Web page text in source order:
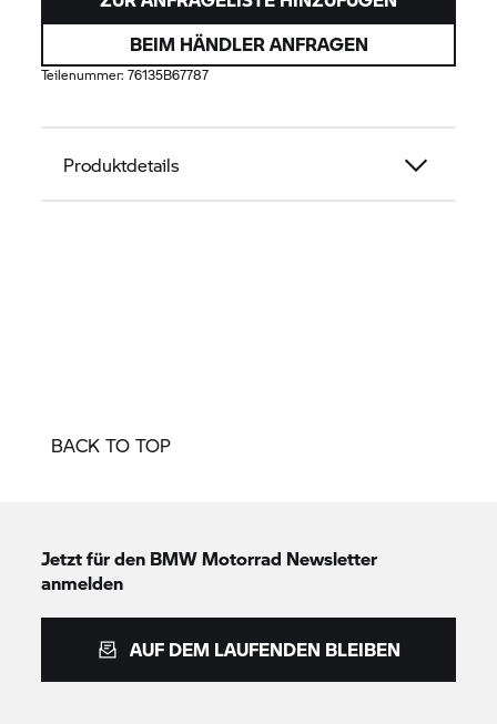
BEIM HÄNDLER ANFRAGEN
Teilenummer:76135B67787
Produktdetails
BACK TO TOP
Jetzt für den BMW Motorrad Newsletter
anmelden
AUF DEM LAUFENDEN BLEIBEN